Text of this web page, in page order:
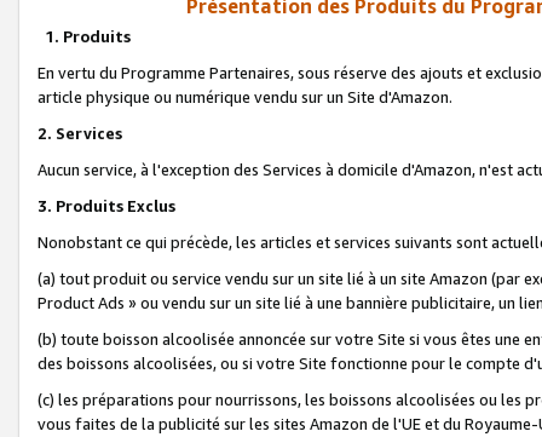
Présentation des Produits du
1. Produits
En vertu du Programme Partenaires, sous réserve des ajouts et
article physique ou numérique vendu sur un Site d'Amazon.
2. Services
Aucun service, à l'exception des Services à domicile d'Amazon, n'est
3. Produits Exclus
Nonobstant ce qui précède, les articles et services suivants sont
(a) tout produit ou service vendu sur un site lié à un site Amazon (par
Product Ads » ou vendu sur un site lié à une bannière publicitaire, un
(b) toute boisson alcoolisée annoncée sur votre Site si vous êtes une
des boissons alcoolisées, ou si votre Site fonctionne pour le compte
(c) les préparations pour nourrissons, les boissons alcoolisées ou les
vous faites de la publicité sur les sites Amazon de l'UE et du Royaume-